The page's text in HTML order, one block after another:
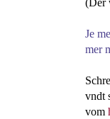
(Der
Je
mer
vndt
vom